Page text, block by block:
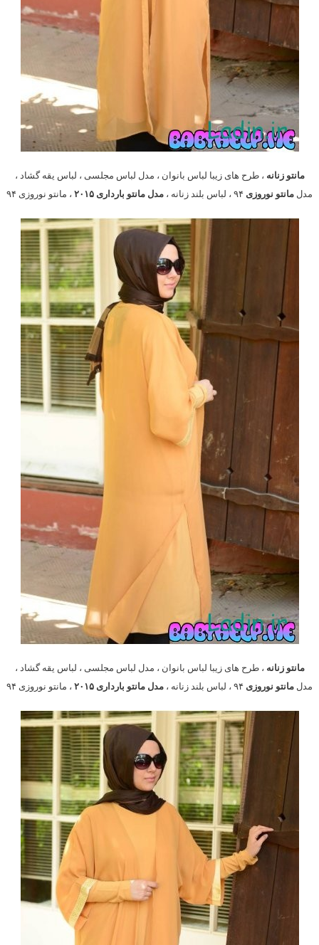
مانتو زنانه ، طرح های زیبا لباس بانوان ، مدل لباس مجلسی ، لباس یقه گشاد ،
مدل مانتو نوروزی مدل مانتو بارداری ۲۰۱۵ ، مانتو نوروزی ۹۴
مانتو زنانه ، طرح های زیبا لباس بانوان ، مدل لباس مجلسی ، لباس یقه گشاد ،
مدل مانتو نوروزی مدل مانتو بارداری ۲۰۱۵ ، مانتو نوروزی ۹۴